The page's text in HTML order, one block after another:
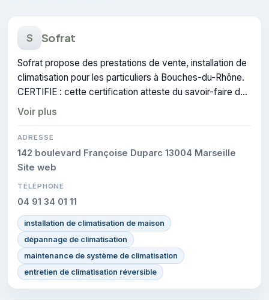
S Sofrat
Sofrat propose des prestations de vente, installation de
climatisation pour les particuliers à Bouches-du-Rhône.
CERTIFIE : cette certification atteste du savoir-faire de
l'entreprise.
Voir plus
ADRESSE
142 boulevard Françoise Duparc 13004 Marseille
Site web
TÉLÉPHONE
04 91 34 01 11
installation de climatisation de maison
dépannage de climatisation
maintenance de système de climatisation
entretien de climatisation réversible